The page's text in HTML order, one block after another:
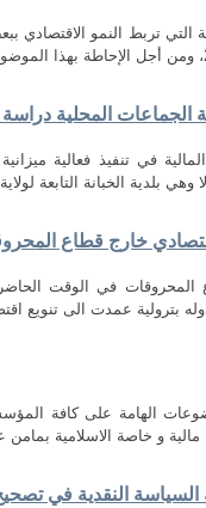
تربط النمو الاقتصادي
المحلية دراسة حالة بلدية
في تنفيذ فعالية
خارج قطاع المحروقات
المحروقات في الوقت
الهامة على كافة
النقدية في تصحيح